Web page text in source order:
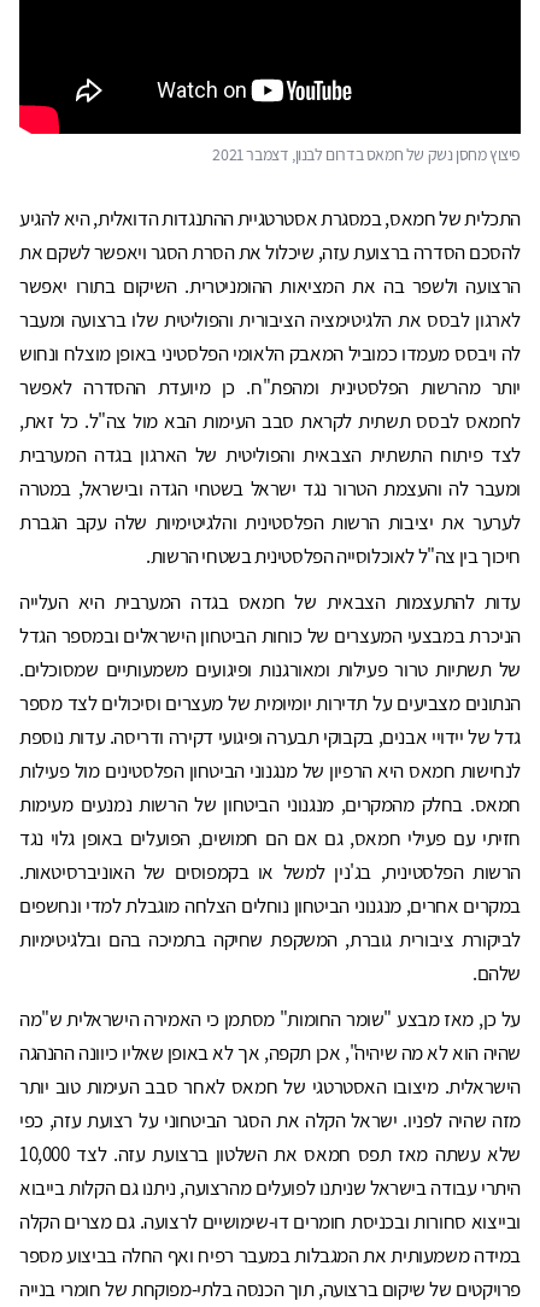
פיצוץ מחסן נשק של חמאס בדרום לבנון, דצמבר 2021
התכלית של חמאס, במסגרת אסטרטגיית ההתנגדות הדואלית, היא להגיע
להסכם הסדרה ברצועת עזה, שיכלול את הסרת הסגר ויאפשר לשקם את
הרצועה ולשפר בה את המציאות ההומניטרית. השיקום בתורו יאפשר
לארגון לבסס את הלגיטימציה הציבורית והפוליטית שלו ברצועה ומעבר
לה ויבסס מעמדו כמוביל המאבק הלאומי הפלסטיני באופן מוצלח ונחוש
יותר מהרשות הפלסטינית ומהפת"ח. כן מיועדת ההסדרה לאפשר
לחמאס לבסס תשתית לקראת סבב העימות הבא מול צה"ל. כל זאת,
לצד פיתוח התשתית הצבאית והפוליטית של הארגון בגדה המערבית
ומעבר לה והעצמת הטרור נגד ישראל בשטחי הגדה ובישראל, במטרה
לערער את יציבות הרשות הפלסטינית והלגיטימיות שלה עקב הגברת
חיכוך בין צה"ל לאוכלוסייה הפלסטינית בשטחי הרשות.
עדות להתעצמות הצבאית של חמאס בגדה המערבית היא העלייה
הניכרת במבצעי המעצרים של כוחות הביטחון הישראלים ובמספר הגדל
של תשתיות טרור פעילות ומאורגנות ופיגועים משמעותיים שמסוכלים.
הנתונים מצביעים על תדירות יומיומית של מעצרים וסיכולים לצד מספר
גדל של יידויי אבנים, בקבוקי תבערה ופיגועי דקירה ודריסה. עדות נוספת
לנחישות חמאס היא הרפיון של מנגנוני הביטחון הפלסטינים מול פעילות
חמאס. בחלק מהמקרים, מנגנוני הביטחון של הרשות נמנעים מעימות
חזיתי עם פעילי חמאס, גם אם הם חמושים, הפועלים באופן גלוי נגד
הרשות הפלסטינית, בג'נין למשל או בקמפוסים של האוניברסיטאות.
במקרים אחרים, מנגנוני הביטחון נוחלים הצלחה מוגבלת למדי ונחשפים
לביקורת ציבורית גוברת, המשקפת שחיקה בתמיכה בהם ובלגיטימיות
שלהם.
על כן, מאז מבצע "שומר החומות" מסתמן כי האמירה הישראלית ש"מה
שהיה הוא לא מה שיהיה", אכן תקפה, אך לא באופן שאליו כיוונה ההנהגה
הישראלית. מיצובו האסטרטגי של חמאס לאחר סבב העימות טוב יותר
מזה שהיה לפניו. ישראל הקלה את הסגר הביטחוני על רצועת עזה, כפי
שלא עשתה מאז תפס חמאס את השלטון ברצועת עזה. לצד 10,000
היתרי עבודה בישראל שניתנו לפועלים מהרצועה, ניתנו גם הקלות בייבוא
ובייצוא סחורות ובכניסת חומרים דו-שימושיים לרצועה. גם מצרים הקלה
במידה משמעותית את המגבלות במעבר רפיח ואף החלה בביצוע מספר
פרויקטים של שיקום ברצועה, תוך הכנסה בלתי-מפוקחת של חומרי בנייה